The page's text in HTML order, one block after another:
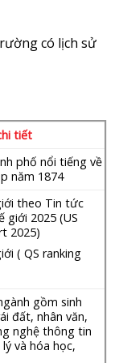
có lịch sử
tiết
phố nổi tiếng về
năm 1874
theo Tin tức
giới 2025 (US
2025)
( QS ranking
gồm sinh
đất, nhân văn,
nghệ thông tin
và hóa học,